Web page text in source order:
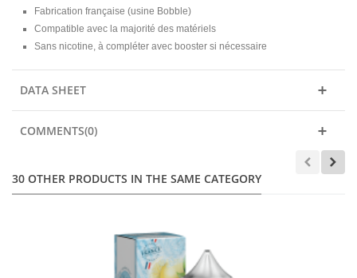
Fabrication française (usine Bobble)
Compatible avec la majorité des matériels
Sans nicotine, à compléter avec booster si nécessaire
DATA SHEET
COMMENTS(0)
30 OTHER PRODUCTS IN THE SAME CATEGORY